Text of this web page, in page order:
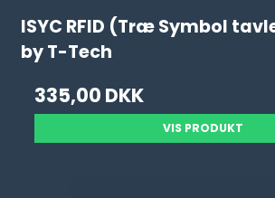
ISYC RFID (Træ Symbol
by T-Tech
335,00 DKK
VIS PRODUKT